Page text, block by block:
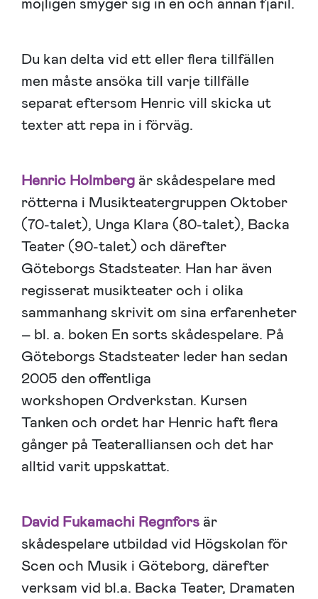
Du kan delta vid ett eller flera tillfällen
men måste ansöka till varje tillfälle
separat eftersom Henric vill skicka ut
texter att repa in i förväg.
Henric Holmberg är skådespelare med
rötterna i Musikteatergruppen Oktober
(70-talet), Unga Klara (80-talet), Backa
Teater (90-talet) och därefter
Göteborgs Stadsteater. Han har även
regisserat musikteater och i olika
sammanhang skrivit om sina erfarenheter
– bl. a. boken En sorts skådespelare. På
Göteborgs Stadsteater leder han sedan
2005 den offentliga
workshopen Ordverkstan. Kursen
Tanken och ordet har Henric haft flera
gånger på Teateralliansen och det har
alltid varit uppskattat.
David Fukamachi Regnfors är
skådespelare utbildad vid Högskolan för
Scen och Musik i Göteborg, därefter
verksam vid bl.a. Backa Teater, Dramaten